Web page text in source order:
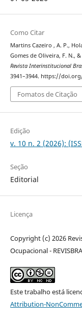
Como Citar
Martins Cazeiro , A. P.,
Gomes de Oliveira, F. N.,
Revista Interinstitucional
3941–3944. https://
Fomatos de Citação
Edição
v. 10 n. 2 (2026):
Seção
Editorial
Licença
Copyright (c) 2026
Ocupacional -
Este trabalho está
Attribution-